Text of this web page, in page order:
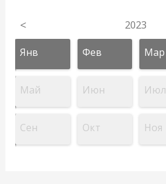
< 2023
Янв Фев Мар
Май Июн Июл
Сен Окт Ноя